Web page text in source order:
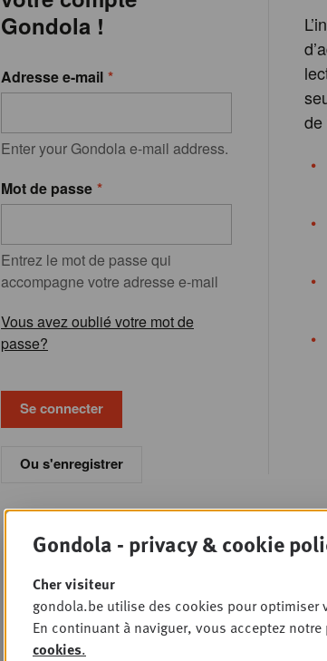
Gondola !
Adresse e-mail
Enter your Gondola e-mail address.
Mot de passe
Entrez le mot de passe qui
accompagne votre adresse e-mail
Vous avez oublié votre mot de
passe?
Ou s'enregistrer
de
Gondola - privacy & cookie
Cher visiteur
gondola.be utilise des cookies pour optimiser
En continuant à naviguer, vous acceptez
cookies.